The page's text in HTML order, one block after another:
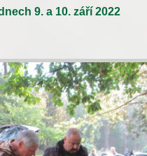
9. a 10. září 2022